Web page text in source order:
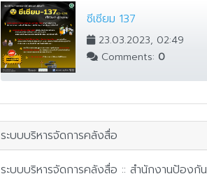
ซีเซียม 137
23.03.2023, 02:49
Comments: 0
ระบบบริหารจัดการคลังสื่อ
ระบบบริหารจัดการคลังสื่อ :: สำนักงานป้องกัน